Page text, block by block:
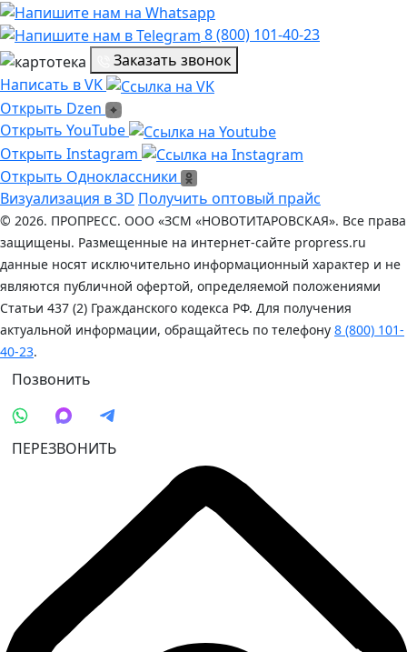
8 (800) 101-40-23
Заказать звонок
Написать в VK
Написать в VK
Открыть Dzen
Открыть Dzen
Ссылка на Youtube
Открыть YouTube
Ссылка на Instagram
Открыть Instagram
Открыть Одноклассники
Открыть Одноклассники
Визуализация в 3D Получить оптовый прайс
© 2026. ПРОПРЕСС. ООО «ЗСМ «НОВОТИТАРОВСКАЯ». Все права
защищены. Размещенные на интернет-сайте propress.ru
данные носят исключительно информационный характер и не
являются публичной офертой, определяемой положениями
Статьи 437 (2) Гражданского кодекса РФ. Для получения
актуальной информации, обращайтесь по телефону 8 (800) 101-
40-23.
Позвонить
ПЕРЕЗВОНИТЬ